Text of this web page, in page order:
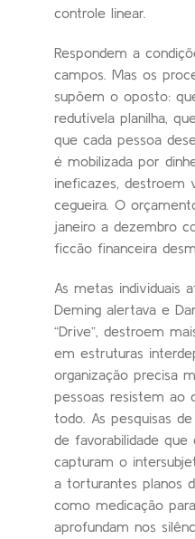
controle linear.
Respondem a
campos. Mas os
supõem o oposto:
redutívela planilha,
que cada pessoa
é mobilizada por
ineficazes, destroem
cegueira. O
janeiro a dezembro
ficcão financeira
As metas individuais
Deming alertava e
“Drive”, destroem
em estruturas
organização precisa
pessoas resistem ao
todo. As pesquisas
de favorabilidade que
capturam o
a torturantes planos
como medicação
aprofundam nos